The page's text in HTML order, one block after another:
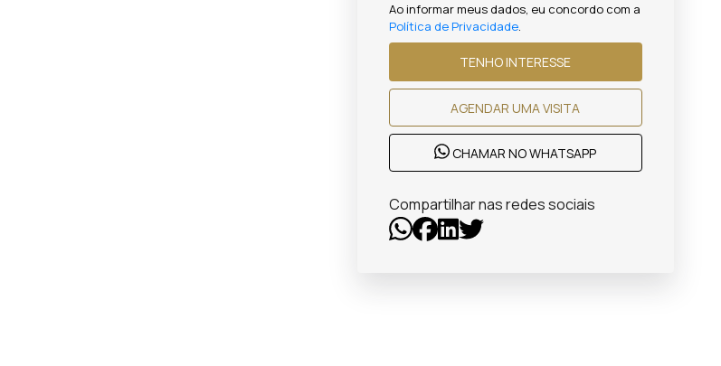
Ao informar meus dados, eu concordo com a
Política de Privacidade.
TENHO INTERESSE
AGENDAR UMA VISITA
CHAMAR NO WHATSAPP
Compartilhar nas redes sociais